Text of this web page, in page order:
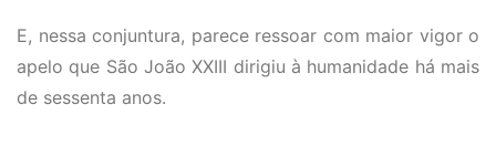
E, nessa conjuntura, parece ressoar com maior vigor o
apelo que São João XXIII dirigiu à humanidade há mais
de sessenta anos.